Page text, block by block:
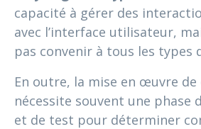
capacité à gérer des
avec l’interface utilisateur,
pas convenir à tous les types
En outre, la mise en œuvre de
nécessite souvent une phase
et de test pour déterminer